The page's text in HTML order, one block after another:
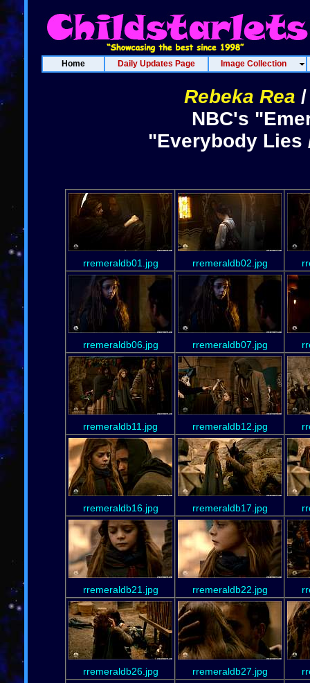
Home Daily Updates Page Image Collection
Rebeka Rea
NBC's
"Everybody Lies
rremeraldb01.jpg rremeraldb02.jpg
rremeraldb06.jpg rremeraldb07.jpg
rremeraldb11.jpg rremeraldb12.jpg
rremeraldb16.jpg rremeraldb17.jpg
rremeraldb21.jpg rremeraldb22.jpg
rremeraldb26.jpg rremeraldb27.jpg